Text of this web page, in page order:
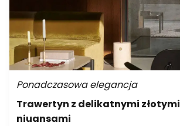
Ponadczasowa elegancja
Trawertyn z delikatnymi złotymi
niuansami